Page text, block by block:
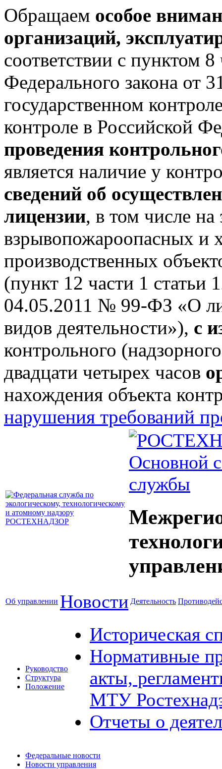
Обращаем особое
организаций,
соответствии с пунктом 8
Федерального закона
государственном
контроле в Российской
проведения
является наличие у
сведений об
лицензии, в том числе
взрывопожароопасных и
производственных
(пункт 12 части 1 статьи
04.05.2011 № 99-ФЗ «О
видов деятельности»), с
контрольного
двадцати четырех часов
нахождения объекта
нарушения требований
Основной
службы
Об управлении Новости Деятельность
Руководство
Структура
Положение
Историческая
Нормативные
акты,
МТУ
Отчеты о
Федеральные новости
Новости управления